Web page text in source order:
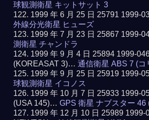
球観測衛星 キットサット 3
1999 年 6 月 25 日 25791 1999-
外線分光衛星 ヒューズ
1999 年 7 月 23 日 25867 1999-
測衛星 チャンドラ
1999 年 9 月 4 日 25894 1999-
(KOREASAT 3)…通信衛星 ABS 7 (コ
1999 年 9 月 25 日 25919 1999-
球観測衛星 イコノス
1999 年 10 月 7 日 25933 1999-
(USA 145)…GPS 衛星 ナブスター 46
1999 年 12 月 10 日 25989 1999-